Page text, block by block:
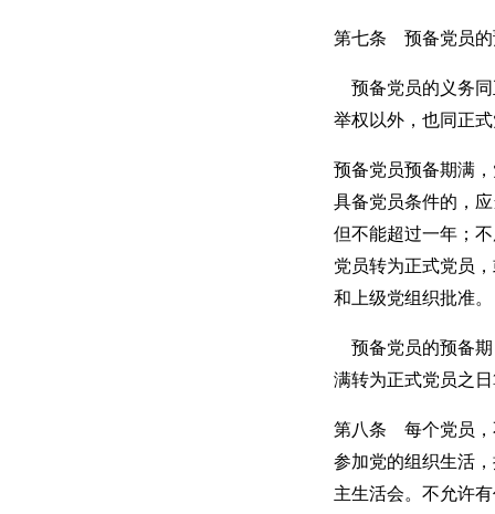
第七条 预备党员的
预备党员的义务同
举权以外，也同正
预备党员预备期满
具备党员条件的，
但不能超过一年；
党员转为正式党员
和上级党组织批准。
预备党员的预备期
满转为正式党员之
第八条 每个党员，
参加党的组织生活
主生活会。不允许